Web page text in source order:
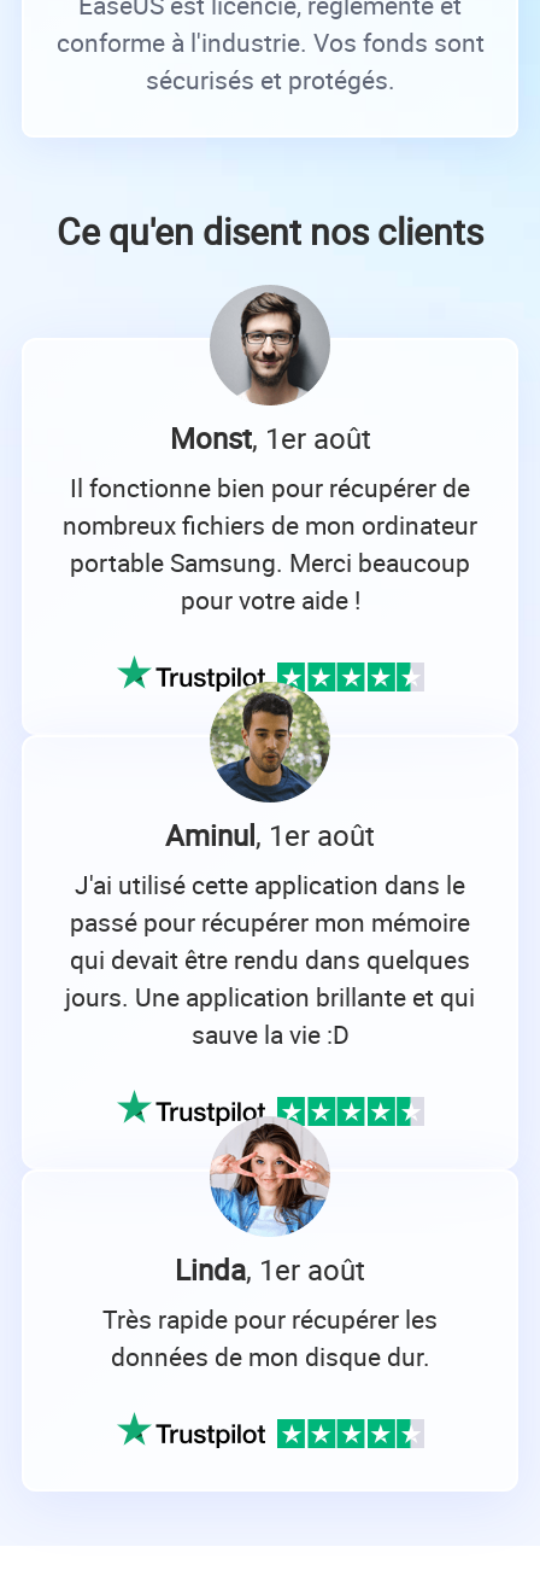
conforme à l'industrie. Vos fonds sont
sécurisés et protégés.
Ce qu'en disent nos clients
Monst, 1er août
Il fonctionne bien pour récupérer de
nombreux fichiers de mon ordinateur
portable Samsung. Merci beaucoup
pour votre aide !
Aminul, 1er août
J'ai utilisé cette application dans le
passé pour récupérer mon mémoire
qui devait être rendu dans quelques
jours. Une application brillante et qui
sauve la vie :D
Linda, 1er août
Très rapide pour récupérer les
données de mon disque dur.